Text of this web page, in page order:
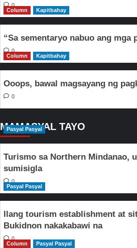
0
Column
Kapitbahay
“Sa sementaryo nabuo ang mga
0
Column
Kapitbahay
Ooops, bawal magsayang ng
0
MAMASYAL TAYO
Pasyal Pasyal
Turismo sa Northern Mindanao,
sumisigla
0
Pasyal Pasyal
Ilang tourism establishment at
Bukidnon nakakabawi na
0
Column
Pasyal Pasyal